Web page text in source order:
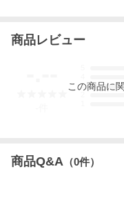
その他機能:ベルトルー
型番:FPT145
商品レビュー
3
この商品に
商品Q&A （0件）